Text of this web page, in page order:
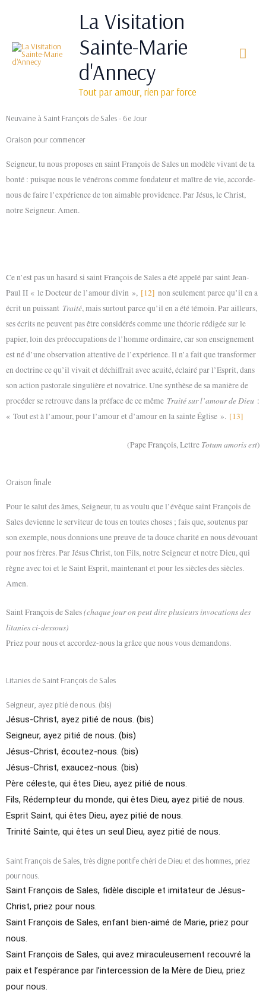
La Visitation
Sainte-Marie
d'Annecy
Tout par amour, rien par force
Neuvaine à Saint François de Sales - 6e Jour
Oraison pour commencer
Seigneur, tu nous proposes en saint François de Sales un modèle vivant de ta
bonté : puisque nous le vénérons comme fondateur et maître de vie, accorde-
nous de faire l’expérience de ton aimable providence. Par Jésus, le Christ,
notre Seigneur. Amen.
Ce n’est pas un hasard si saint François de Sales a été appelé par saint Jean-
Paul II « le Docteur de l’amour divin », [12] non seulement parce qu’il en a
écrit un puissant Traité, mais surtout parce qu’il en a été témoin. Par ailleurs,
ses écrits ne peuvent pas être considérés comme une théorie rédigée sur le
papier, loin des préoccupations de l’homme ordinaire, car son enseignement
est né d’une observation attentive de l’expérience. Il n’a fait que transformer
en doctrine ce qu’il vivait et déchiffrait avec acuité, éclairé par l’Esprit, dans
son action pastorale singulière et novatrice. Une synthèse de sa manière de
procéder se retrouve dans la préface de ce même Traité sur l’amour de Dieu :
« Tout est à l’amour, pour l’amour et d’amour en la sainte Église ». [13]
(Pape François, Lettre Totum amoris est)
Oraison finale
Pour le salut des âmes, Seigneur, tu as voulu que l’évêque saint François de
Sales devienne le serviteur de tous en toutes choses ; fais que, soutenus par
son exemple, nous donnions une preuve de ta douce charité en nous dévouant
pour nos frères. Par Jésus Christ, ton Fils, notre Seigneur et notre Dieu, qui
règne avec toi et le Saint Esprit, maintenant et pour les siècles des siècles.
Amen.
Saint François de Sales(chaque jour on peut dire plusieurs invocations des
litanies ci-dessous)
Priez pour nous et accordez-nous la grâce que nous vous demandons.
Litanies de Saint François de Sales
Seigneur, ayez pitié de nous. (bis)
Jésus-Christ, ayez pitié de nous. (bis)
Seigneur, ayez pitié de nous. (bis)
Jésus-Christ, écoutez-nous. (bis)
Jésus-Christ, exaucez-nous. (bis)
Père céleste, qui êtes Dieu, ayez pitié de nous.
Fils, Rédempteur du monde, qui êtes Dieu, ayez pitié de nous.
Esprit Saint, qui êtes Dieu, ayez pitié de nous.
Trinité Sainte, qui êtes un seul Dieu, ayez pitié de nous.
Saint François de Sales, très digne pontife chéri de Dieu et des hommes, priez
pour nous.
Saint François de Sales, fidèle disciple et imitateur de Jésus-
Christ, priez pour nous.
Saint François de Sales, enfant bien-aimé de Marie, priez pour
nous.
Saint François de Sales, qui avez miraculeusement recouvré la
paix et l’espérance par l’intercession de la Mère de Dieu, priez
pour nous.